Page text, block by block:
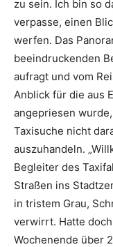
zu sein. Ich bin so
verpasse, einen
werfen. Das
beeindruckenden
aufragt und vom
Anblick für die aus
angepriesen
Taxisuche nicht
auszuhandeln.
Begleiter des
Straßen ins
in tristem Grau,
verwirrt. Hatte
Wochenende über